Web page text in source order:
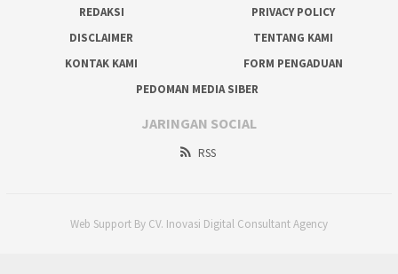
REDAKSI
PRIVACY POLICY
DISCLAIMER
TENTANG KAMI
KONTAK KAMI
FORM PENGADUAN
PEDOMAN MEDIA SIBER
JARINGAN SOCIAL
RSS
Web Support By CV. Inovasi Digital Consultant Agency